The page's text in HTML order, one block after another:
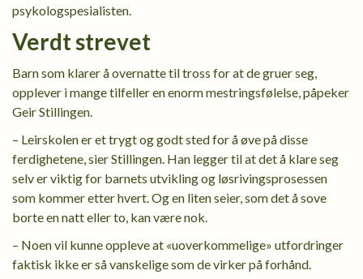
psykologspesialisten.
Verdt strevet
Barn som klarer å overnatte til tross for at de gruer seg,
opplever i mange tilfeller en enorm mestringsfølelse, påpeker
Geir Stillingen.
– Leirskolen er et trygt og godt sted for å øve på disse
ferdighetene, sier Stillingen. Han legger til at det å klare seg
selv er viktig for barnets utvikling og løsrivingsprosessen
som kommer etter hvert. Og en liten seier, som det å sove
borte en natt eller to, kan være nok.
– Noen vil kunne oppleve at «uoverkommelige» utfordringer
faktisk ikke er så vanskelige som de virker på forhånd.